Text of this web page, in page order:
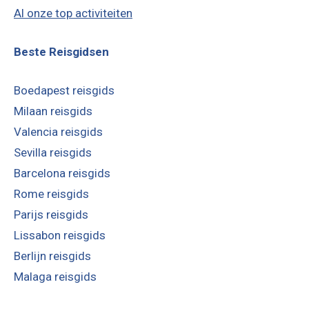
Al onze top activiteiten
Beste Reisgidsen
Boedapest reisgids
Milaan reisgids
Valencia reisgids
Sevilla reisgids
Barcelona reisgids
Rome reisgids
Parijs reisgids
Lissabon reisgids
Berlijn reisgids
Malaga reisgids